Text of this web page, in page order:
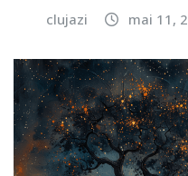
clujazi mai 11,